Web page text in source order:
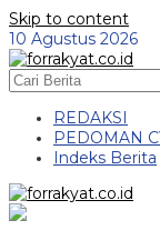
Skip to content
10 Agustus 2026
REDAKSI
PEDOMAN
Indeks Berita